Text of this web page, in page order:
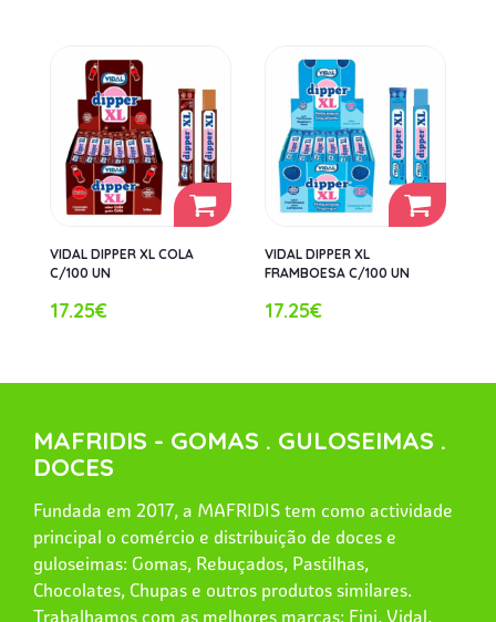
VIDAL DIPPER XL COLA
C/100 UN
17.25€
VIDAL DIPPER XL
FRAMBOESA C/100 UN
17.25€
MAFRIDIS - GOMAS . GULOSEIMAS .
DOCES
Fundada em 2017, a MAFRIDIS tem como actividade
principal o comércio e distribuição de doces e
guloseimas: Gomas, Rebuçados, Pastilhas,
Chocolates, Chupas e outros produtos similares.
Trabalhamos com as melhores marcas: Fini, Vidal,